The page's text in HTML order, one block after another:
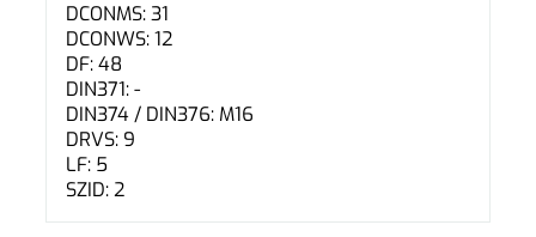
DCONMS: 31
DCONWS: 12
DF: 48
DIN371: -
DIN374 / DIN376: M16
DRVS: 9
LF: 5
SZID: 2